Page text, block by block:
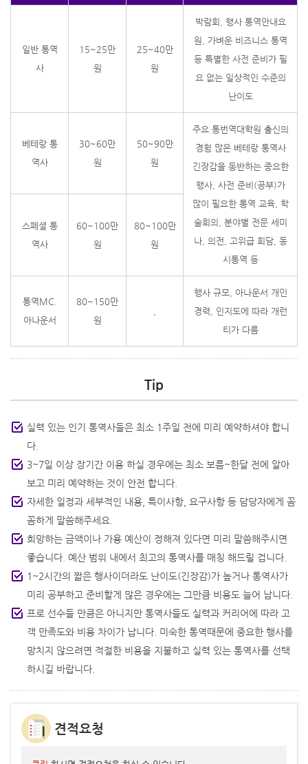
일반 통역
사
15~25만
원
25~40만
원
박람회, 행사 통역안내요
원, 가벼운 비즈니스 통역
등 특별한 사전 준비가 필
요 없는 일상적인 수준의
난이도
베테랑 통
역사
30~60만
원
50~90만
원
주요 통번역대학원 출신의
경험 많은 베테랑 통역사
긴장감을 동반하는 중요한
행사, 사전 준비(공부)가
많이 필요한 통역 교육, 학
술회의, 분야별 전문 세미
나, 의전, 고위급 회담, 동
시통역 등
스페셜 통
역사
60~100만
원
80~100만
원
통역MC.
아나운서
80~150만
원
행사 규모, 아나운서 개인
경력, 인지도에 따라 개런
티가 다름
Tip
실력 있는 인기 통역사들은 최소 1주일 전에 미리 예약하셔야 합니
다.
3~7일 이상 장기간 이용 하실 경우에는 최소 보름~한달 전에 알아
보고 미리 예약하는 것이 안전 합니다.
자세한 일정과 세부적인 내용, 특이사항, 요구사항 등 담당자에게 꼼
꼼하게 말씀해주세요.
희망하는 금액이나 가용 예산이 정해져 있다면 미리 말씀해주시면
좋습니다. 예산 범위 내에서 최고의 통역사를 매칭 해드릴 겁니다.
1~2시간의 짧은 행사이더라도 난이도(긴장감)가 높거나 통역사가
미리 공부하고 준비할게 많은 경우에는 그만큼 비용도 늘어 납니다.
프로 선수들 만큼은 아니지만 통역사들도 실력과 커리어에 따라 고
객 만족도와 비용 차이가 납니다. 미숙한 통역때문에 중요한 행사를
망치지 않으려면 적절한 비용을 지불하고 실력 있는 통역사를 선택
하시길 바랍니다.
견적요청